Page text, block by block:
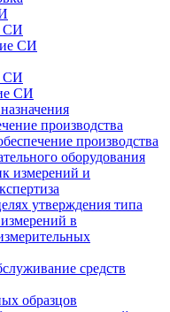
СИ
СИ
СИ
СИ
производства
производства
оборудования
измерений и
утверждения типа
в
средств
образцов